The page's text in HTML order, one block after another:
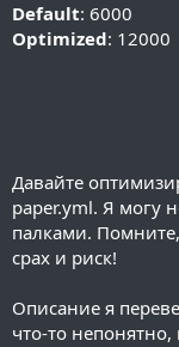
Default: 6000
Optimized: 12000
Давайте
paper.yml. Я могу
палками.
срах и риск!
Описание я
что-то